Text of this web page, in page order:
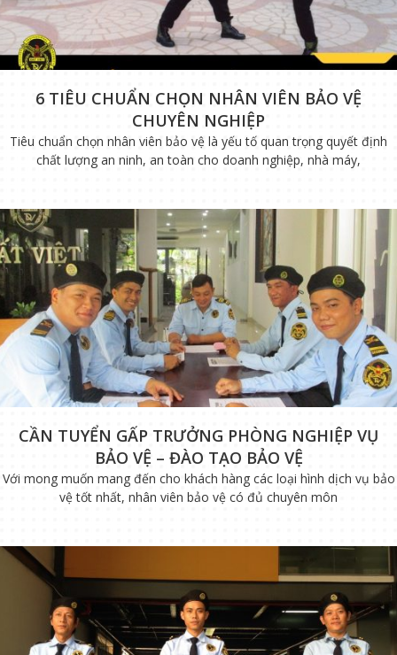
6 TIÊU CHUẨN CHỌN NHÂN VIÊN BẢO VỆ
CHUYÊN NGHIỆP
Tiêu chuẩn chọn nhân viên bảo vệ là yếu tố quan trọng quyết định
chất lượng an ninh, an toàn cho doanh nghiệp, nhà máy,
CẦN TUYỂN GẤP TRƯỞNG PHÒNG NGHIỆP VỤ
BẢO VỆ – ĐÀO TẠO BẢO VỆ
Với mong muốn mang đến cho khách hàng các loại hình dịch vụ bảo
vệ tốt nhất, nhân viên bảo vệ có đủ chuyên môn